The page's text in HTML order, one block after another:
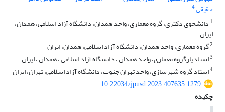
حقیقی4
1 دانشجوی دکتری، گروه معماری، واحد همدان، دانشگاه آزاد اسلامی، همدان،
ایران
2گروه معماری، واحد همدان، دانشگاه آزاد اسلامی، همدان، ایران
3استادیارگروه معماری، واحد همدان ، دانشگاه آزاد اسلامی ، همدان ، ایران
4استاد گروه شهرسازی، واحد تهران جنوب، دانشگاه آزاد اسلامی، تهران، ایران
10.22034/jpusd.2023.407635.1279
چکیده